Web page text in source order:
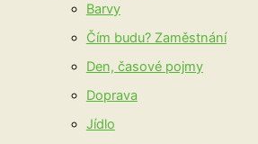
Barvy
Čím budu? Zaměstnání
Den, časové pojmy
Doprava
Jídlo